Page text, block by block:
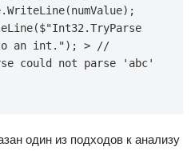
an int."); > //
could not parse 'abc'
один из подходов к анализу